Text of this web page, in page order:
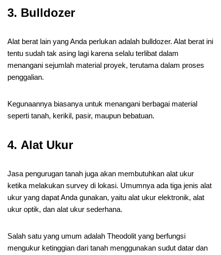
3. Bulldozer
Alat berat lain yang Anda perlukan adalah bulldozer. Alat berat ini
tentu sudah tak asing lagi karena selalu terlibat dalam
menangani sejumlah material proyek, terutama dalam proses
penggalian.
Kegunaannya biasanya untuk menangani berbagai material
seperti tanah, kerikil, pasir, maupun bebatuan.
4. Alat Ukur
Jasa pengurugan tanah juga akan membutuhkan alat ukur
ketika melakukan survey di lokasi. Umumnya ada tiga jenis alat
ukur yang dapat Anda gunakan, yaitu alat ukur elektronik, alat
ukur optik, dan alat ukur sederhana.
Salah satu yang umum adalah Theodolit yang berfungsi
mengukur ketinggian dari tanah menggunakan sudut datar dan